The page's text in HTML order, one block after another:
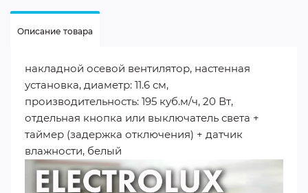
Описание товара
накладной осевой вентилятор, настенная
установка, диаметр: 11.6 см,
производительность: 195 куб.м/ч, 20 Вт,
отдельная кнопка или выключатель света +
таймер (задержка отключения) + датчик
влажности, белый